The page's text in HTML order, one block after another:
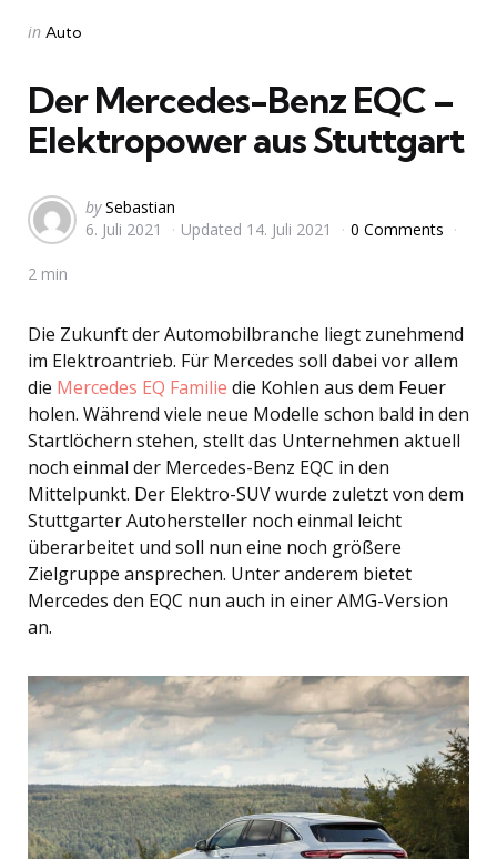
Categories
Posted
in Auto
Der Mercedes-Benz EQC –
Elektropower aus Stuttgart
Posted
by
by Sebastian
6. Juli 2021
Updated 14. Juli 2021 0 Comments
2 min
Die Zukunft der Automobilbranche liegt zunehmend
im Elektroantrieb. Für Mercedes soll dabei vor allem
die Mercedes EQ Familie die Kohlen aus dem Feuer
holen. Während viele neue Modelle schon bald in den
Startlöchern stehen, stellt das Unternehmen aktuell
noch einmal der Mercedes-Benz EQC in den
Mittelpunkt. Der Elektro-SUV wurde zuletzt von dem
Stuttgarter Autohersteller noch einmal leicht
überarbeitet und soll nun eine noch größere
Zielgruppe ansprechen. Unter anderem bietet
Mercedes den EQC nun auch in einer AMG-Version
an.